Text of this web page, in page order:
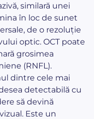
similară unei
în loc de sunet
de o rezoluție
optic. OCT poate
grosimea
(RNFL).
dintre cele mai
detectabilă cu
să devină
Este un